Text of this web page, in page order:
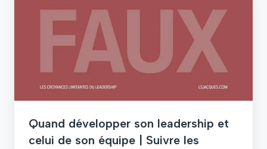
leadership
équipe
Suivre
Quand développer son leadership et
celui de son équipe | Suivre les